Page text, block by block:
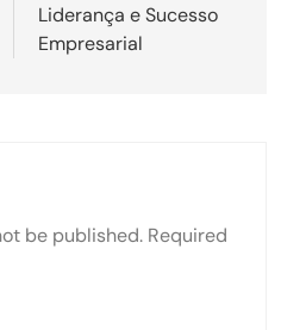
Liderança e Sucesso
Empresarial
be published. Required